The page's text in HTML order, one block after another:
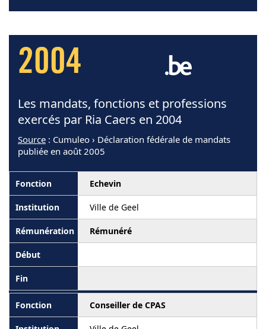
2004
Les mandats, fonctions et professions
exercés par Ria Caers en 2004
Source : Cumuleo › Déclaration fédérale de mandats
publiée en août 2005
Echevin
Ville de Geel
Rémunéré
Conseiller de CPAS